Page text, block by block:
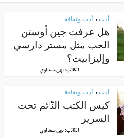
أدب • أدب وثقافة
هل عرفت جين أوستن
الحب مثل مستر دارسي
وإليزابيث؟
الكاتب: نهى سعداوي
أدب • أدب وثقافة
كيس الكتب النّائم تحت
السرير
الكاتب: نهى سعداوي